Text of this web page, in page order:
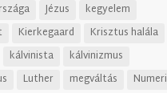
Jézus
kegyelem
Kierkegaard
Krisztus halála
kálvinista
kálvinizmus
Luther megváltás
Numeri